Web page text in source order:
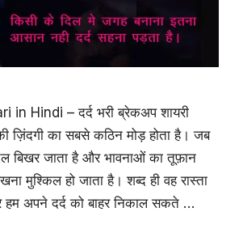
in Hindi – दर्द भरी ब्रेकअप शायरी
ज़िंदगी का सबसे कठिन मोड़ होता है। जब
बिखर जाता है और भावनाओं का तूफ़ान
मुश्किल हो जाता है। शब्द ही वह रास्ता
हम अपने दर्द को बाहर निकाल सकते …